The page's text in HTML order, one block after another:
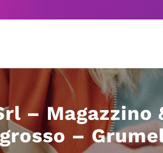
– Magazzino
–